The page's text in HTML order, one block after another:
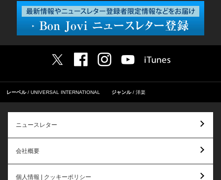
レーベル UNIVERSAL INTERNATIONAL ジャンル 洋楽
ニュースレター
会社概要
個人情報 | クッキーポリシー